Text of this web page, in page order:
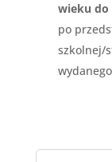
wieku do
po
szkolnej/